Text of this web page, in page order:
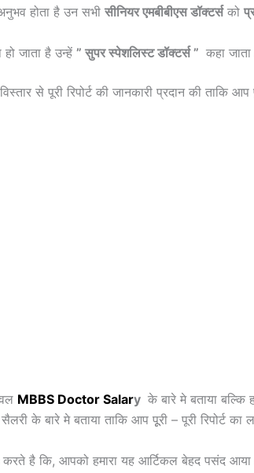
होता है उन सभी सीनियर एमबीबीएस डॉक्टर्सको
जाता है उन्हें ” सुपर स्पेशलिस्ट डॉक्टर्स ” कहा
से पूरी रिपोर्ट की जानकारी प्रदान की ताकि आप
MBBS Doctor Salary के बारे मे बताया
के बारे मे बताया ताकि आप पूूरी – पूरी रिपोर्ट का
है कि, आपको हमारा यह आर्टिकल बेहद पसंद आया